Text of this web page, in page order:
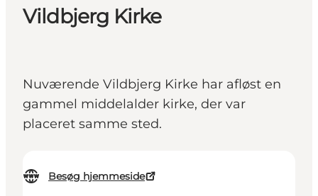
Vildbjerg Kirke
Nuværende Vildbjerg Kirke har afløst en
gammel middelalder kirke, der var
placeret samme sted.
Besøg hjemmeside